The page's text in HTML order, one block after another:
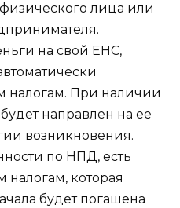
лица или
на свой ЕНС,
налогам. При наличии
направлен на ее
возникновения.
по НПД, есть
которая
будет погашена